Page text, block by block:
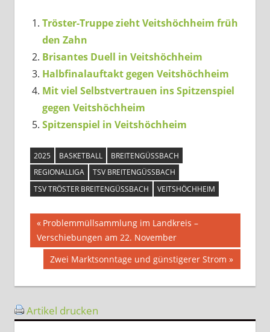
Tröster-Truppe zieht Veitshöchheim früh
den Zahn
Brisantes Duell in Veitshöchheim
Halbfinalauftakt gegen Veitshöchheim
Mit viel Selbstvertrauen ins Spitzenspiel
gegen Veitshöchheim
Spitzenspiel in Veitshöchheim
2025 BASKETBALL
BREITENGÜSSBACH
REGIONALLIGA
TSV BREITENGÜSSBACH
TSV TRÖSTER BREITENGÜSSBACH
VEITSHÖCHHEIM
Beitragsnavigation
Vorheriger
Beitrag:
Problemmüllsammlung im Landkreis –
Verschiebungen am 22. November
Nächster
Beitrag:
Zwei Marktsonntage und günstigerer Strom
Artikel drucken